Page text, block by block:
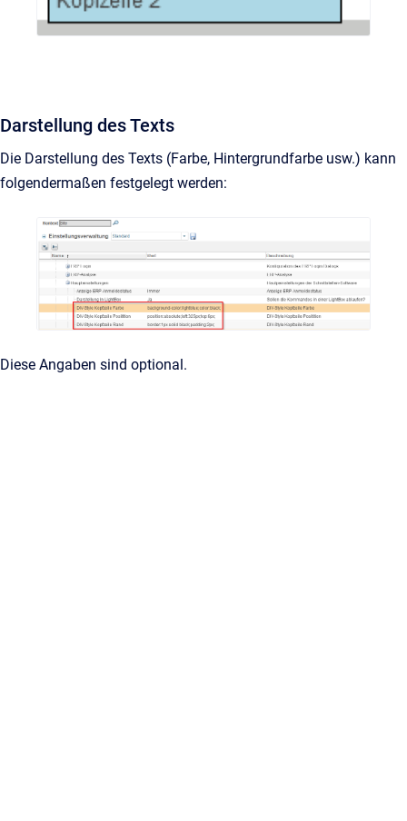
Darstellung des Texts
Die Darstellung des Texts (Farbe, Hintergrundfarbe usw.) kann
folgendermaßen festgelegt werden:
Diese Angaben sind optional.